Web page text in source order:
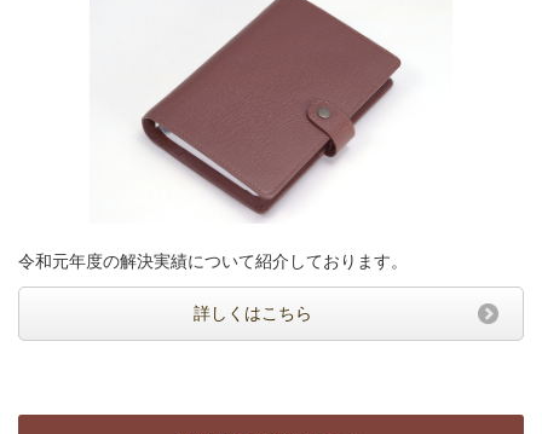
令和元年度の解決実績について紹介しております。
詳しくはこちら